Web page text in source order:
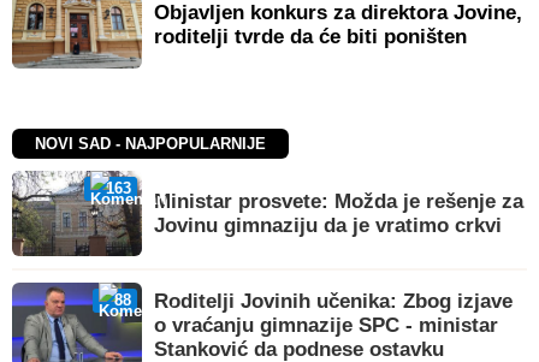
Objavljen konkurs za direktora Jovine,
roditelji tvrde da će biti poništen
NOVI SAD - NAJPOPULARNIJE
163
Ministar prosvete: Možda je rešenje za
Jovinu gimnaziju da je vratimo crkvi
88
Roditelji Jovinih učenika: Zbog izjave
o vraćanju gimnazije SPC - ministar
Stanković da podnese ostavku